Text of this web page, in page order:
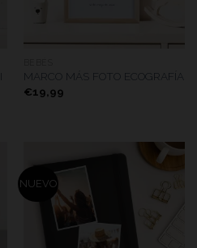
MARCO MÁS FOTO ECOGRAFÍA
€19,99
NUEVO